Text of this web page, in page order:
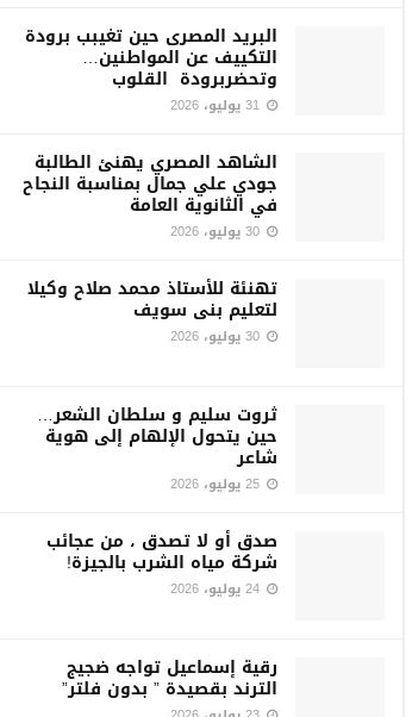
البريد المصرى حين تغيبب برودة
التكييف عن المواطنين…
وتحضربرودة القلوب
الشاهد المصري يهنئ الطالبة
جودي علي جمال بمناسبة النجاح
في الثانوية العامة
تهنئة للأستاذ محمد صلاح وكيلا
لتعليم بنى سويف
ثروت سليم و سلطان الشعر…
حين يتحول الإلهام إلى هوية
شاعر
صدق أو لا تصدق ، من عجائب
شركة مياه الشرب بالجيزة!
رقية إسماعيل تواجه ضجيج
الترند بقصيدة ” بدون فلتر”